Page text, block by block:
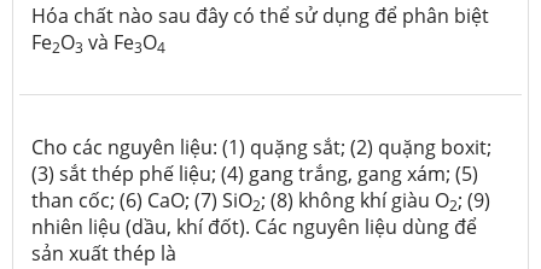
Hóa chất nào sau đây có thể sử dụng để phân biệt
Fe2O3 và Fe3O4
Cho các nguyên liệu: (1) quặng sắt; (2) quặng boxit;
(3) sắt thép phế liệu; (4) gang trắng, gang xám; (5)
than cốc; (6) CaO; (7) SiO2; (8) không khí giàu O2; (9)
nhiên liệu (dầu, khí đốt). Các nguyên liệu dùng để
sản xuất thép là